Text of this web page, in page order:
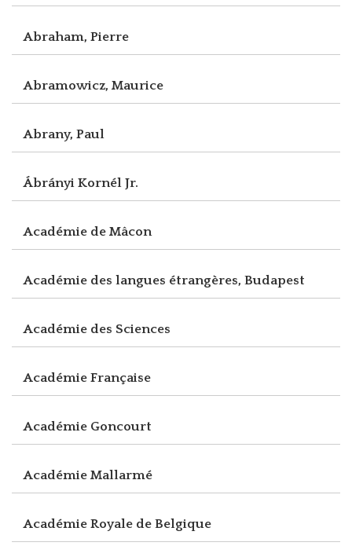
Abraham, Pierre
Abramowicz, Maurice
Abrany, Paul
Ábrányi Kornél Jr.
Académie de Mâcon
Académie des langues étrangères, Budapest
Académie des Sciences
Académie Française
Académie Goncourt
Académie Mallarmé
Académie Royale de Belgique